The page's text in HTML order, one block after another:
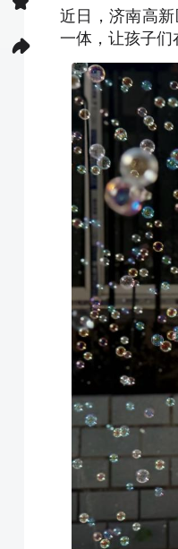
近日，济南高
一体，让孩子们